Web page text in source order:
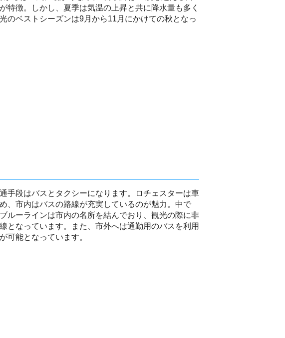
タ州）の気温
特徴。しかし、夏季は気温の上昇と共に降水量も多く
のベストシーズンは9月から11月にかけての秋となっ
手段はバスとタクシーになります。ロチェスターは車
、市内はバスの路線が充実しているのが魅力。中で
ルーラインは市内の名所を結んでおり、観光の際に非
となっています。また、市外へは通勤用のバスを利用
可能となっています。